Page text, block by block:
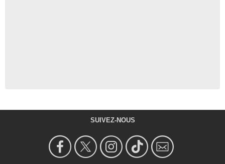
SUIVEZ-NOUS